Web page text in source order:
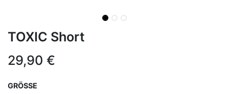
TOXIC Short
29,90 €
GRÖSSE